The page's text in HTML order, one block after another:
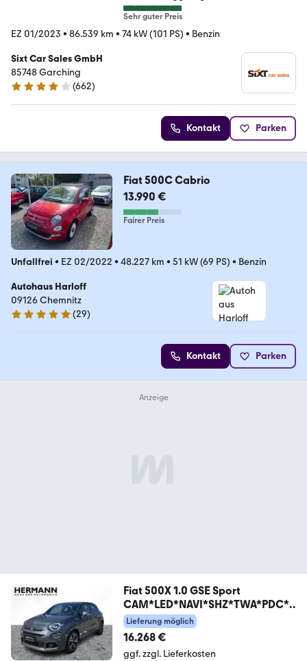
Sehr guter Preis
EZ 01/2023 • 86.539 km • 74 kW (101 PS) • Benzin
Sixt Car Sales GmbH
85748 Garching
4.1 Sterne
(662)
Kontakt Parken
Fiat 500C Cabrio
13.990 €
Fairer Preis
Unfallfrei • EZ 02/2022 • 48.227 km • 51 kW (69 PS) • Benzin
Autohaus Harloff
09126 Chemnitz
5 Sterne
(29)
Kontakt Parken
Fiat 500X 1.0 GSE Sport
CAM*LED*NAVI*SHZ*TWA*PDC*A
CC
Lieferung möglich
16.268 €
ggf. zzgl. Lieferkosten